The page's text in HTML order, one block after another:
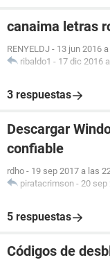
canaima letras
RENYELDJ - 13 jun 2016
ribaldo1 - 17 dic 2016
3 respuestas
Descargar
confiable
rdho - 19 sep 2017 a las
piratacrimson - 20 sep
5 respuestas
Códigos de